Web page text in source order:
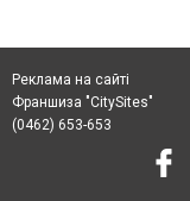
Реклама на сайті
Франшиза "CitySites"
(0462) 653-653